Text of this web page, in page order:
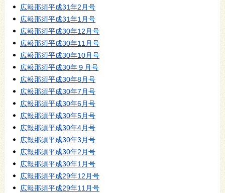
広報那須平成31年2月号
広報那須平成31年1月号
広報那須平成30年12月号
広報那須平成30年11月号
広報那須平成30年10月号
広報那須平成30年９月号
広報那須平成30年8月号
広報那須平成30年7月号
広報那須平成30年6月号
広報那須平成30年5月号
広報那須平成30年4月号
広報那須平成30年3月号
広報那須平成30年2月号
広報那須平成30年1月号
広報那須平成29年12月号
広報那須平成29年11月号